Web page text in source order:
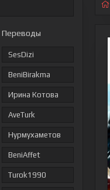
Переводы
SesDizi
BeniBirakma
Ирина Котова
AveTurk
Нурмухаметов
BeniAffet
Turok1990